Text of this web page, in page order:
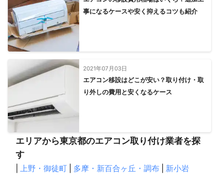
事になるケースや安く抑えるコツも紹介
2021年07月03日
エアコン移設はどこが安い？取り付け・取
り外しの費用と安くなるケース
エリアから東京都のエアコン取り付け業者を探
す
上野・御徒町 多摩・新百合ヶ丘・調布
新小岩